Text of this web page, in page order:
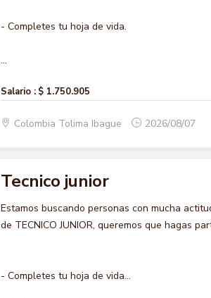
- Completes tu hoja de vida.
...
Salario : $ 1.750.905
Colombia Tolima Ibague 2026/08/07
Tecnico junior
Estamos buscando personas con mucha
de TECNICO JUNIOR, queremos que hagas
- Completes tu hoja de vida...